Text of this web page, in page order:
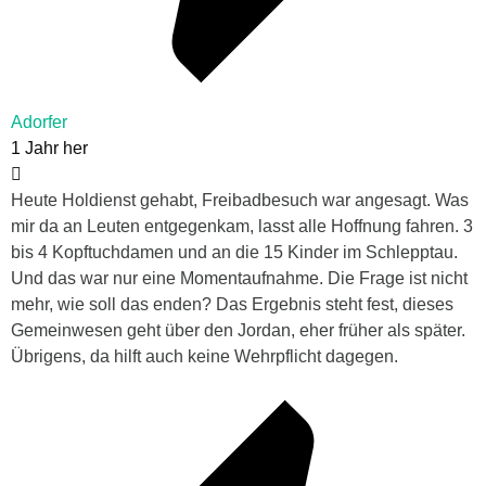
Adorfer
1 Jahr her
Heute Holdienst gehabt, Freibadbesuch war angesagt. Was
mir da an Leuten entgegenkam, lasst alle Hoffnung fahren. 3
bis 4 Kopftuchdamen und an die 15 Kinder im Schlepptau.
Und das war nur eine Momentaufnahme. Die Frage ist nicht
mehr, wie soll das enden? Das Ergebnis steht fest, dieses
Gemeinwesen geht über den Jordan, eher früher als später.
Übrigens, da hilft auch keine Wehrpflicht dagegen.